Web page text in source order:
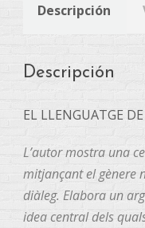
Descripción
Descripción
EL LLENGUATGE
L’autor mostra una
mitjançant el gènere
diàleg. Elabora un
idea central dels